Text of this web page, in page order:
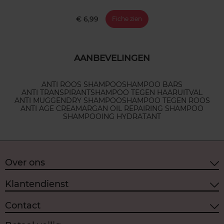
€ 6,99 Fiche zien
AANBEVELINGEN
ANTI ROOS SHAMPOOSHAMPOO BARS
ANTI TRANSPIRANTSHAMPOO TEGEN HAARUITVAL
ANTI MUGGENDRY SHAMPOOSHAMPOO TEGEN ROOS
ANTI AGE CREAMARGAN OIL REPAIRING SHAMPOO
SHAMPOOING HYDRATANT
Over ons
Klantendienst
Contact